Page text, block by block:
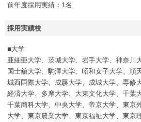
前年度採用実績：1名
採用実績校
■大学
亜細亜大学、茨城大学、岩手大学、神奈川
国士舘大学、駒澤大学、昭和女子大学、順
城西国際大学、成蹊大学、成城大学、専修
経済大学、多摩大学、大東文化大学、千葉
千葉商科大学、中央大学、帝京大学、東京
大学、東京農業大学、東京福祉大学、東京